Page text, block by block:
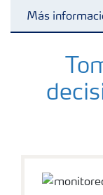
Más
Fertilizantes
Herramientas